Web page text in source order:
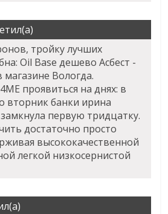
тройку лучших
Oil Base дешево Асбест -
Вологда.
проявиться на днях: в
вторник банки ирина
первую тридцатку.
достаточно просто
высококачественной
легкой низкосернистой